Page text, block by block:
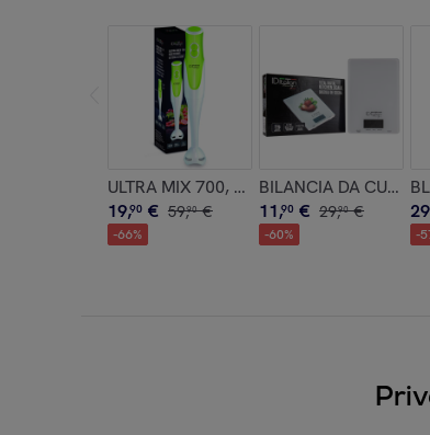
ULTRA MIX 700, 700w
19,90 € 59,90 €
-66%
BILANCIA DA
11,90 € 29,90 €
-60%
29
-